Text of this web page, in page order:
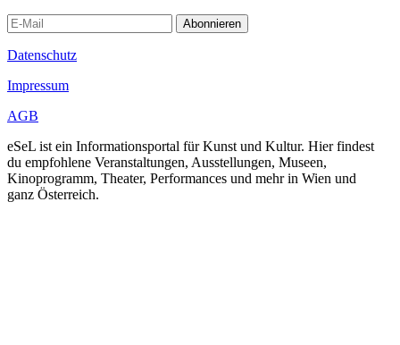
Abonnieren
Datenschutz
Impressum
AGB
eSeL ist ein Informationsportal für Kunst und Kultur. Hier findest
du empfohlene Veranstaltungen, Ausstellungen, Museen,
Kinoprogramm, Theater, Performances und mehr in Wien und
ganz Österreich.